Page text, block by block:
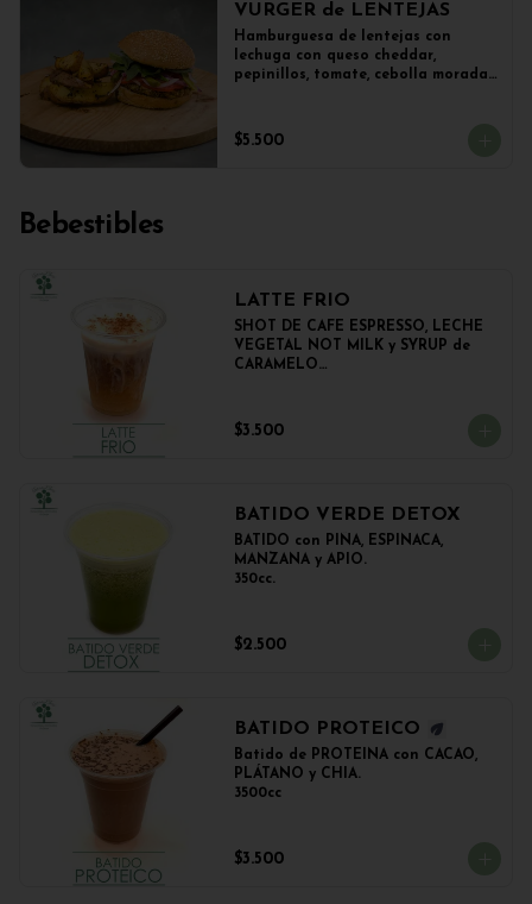
VURGER de LENTEJAS
Hamburguesa de lentejas con
lechuga con queso cheddar,
pepinillos, tomate, cebolla morada
$5.500
Bebestibles
LATTE FRIO
SHOT DE CAFE ESPRESSO, LECHE
VEGETAL NOT MILK y SYRUP de
CARAMELO
$3.500
BATIDO VERDE DETOX
BATIDO con PIÑA, ESPINACA,
MANZANA y APIO.
350cc.
$2.500
BATIDO PROTEICO
Batido de PROTEINA con CACAO,
PLÁTANO y CHIA.
3500cc
$3.500